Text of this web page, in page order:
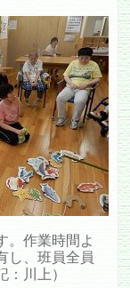
。作業時間よ
し、班員全員
川上）